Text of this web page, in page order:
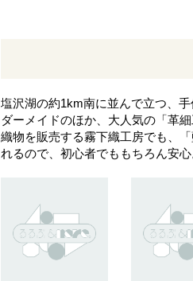
塩沢湖の約1km南に並んで立つ、
ダーメイドのほか、大人気の「革
織物を販売する霧下織工房でも、
れるので、初心者でももちろん安心